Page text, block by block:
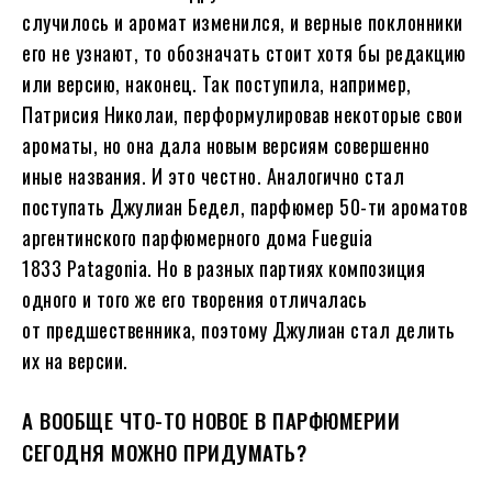
случилось и аромат изменился, и верные поклонники
его не узнают, то обозначать стоит хотя бы редакцию
или версию, наконец. Так поступила, например,
Патрисия Николаи, перформулировав некоторые свои
ароматы, но она дала новым версиям совершенно
иные названия. И это честно. Аналогично стал
поступать Джулиан Бедел, парфюмер 50-ти ароматов
аргентинского парфюмерного дома Fueguia
1833 Patagonia. Но в разных партиях композиция
одного и того же его творения отличалась
от предшественника, поэтому Джулиан стал делить
их на версии.
А ВООБЩЕ ЧТО-ТО НОВОЕ В ПАРФЮМЕРИИ
СЕГОДНЯ МОЖНО ПРИДУМАТЬ?